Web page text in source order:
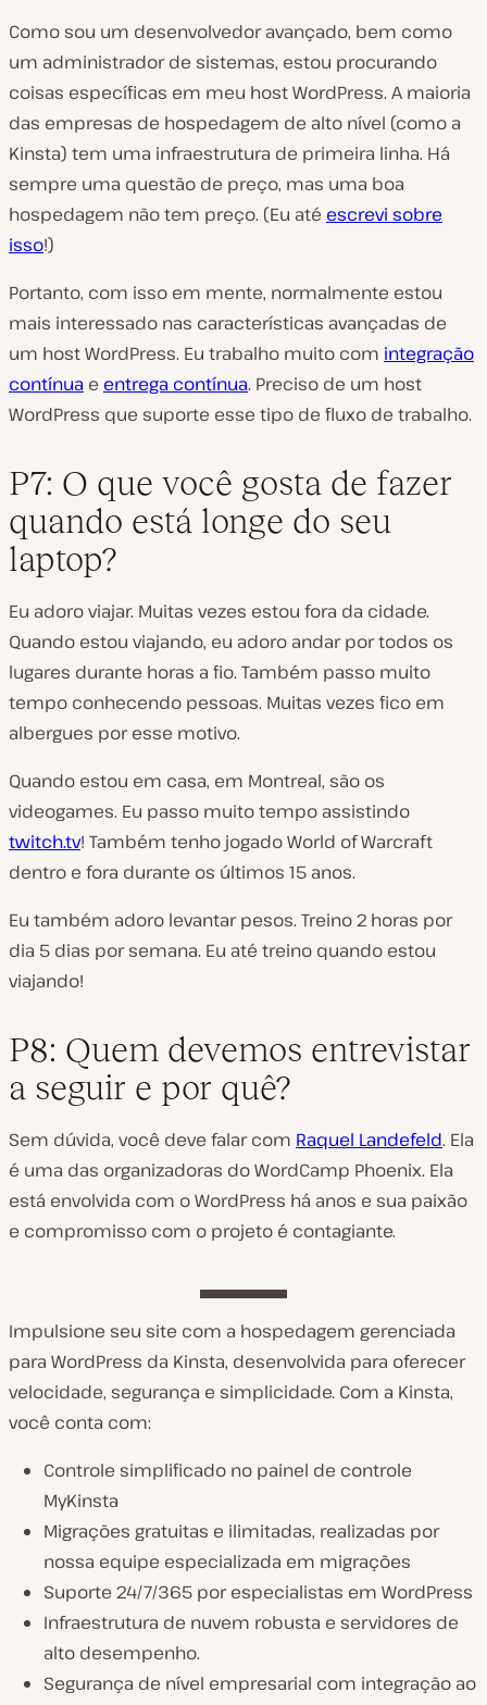
Como sou um desenvolvedor avançado, bem como
um administrador de sistemas, estou procurando
coisas específicas em meu host WordPress. A maioria
das empresas de hospedagem de alto nível (como a
Kinsta) tem uma infraestrutura de primeira linha. Há
sempre uma questão de preço, mas uma boa
hospedagem não tem preço. (Eu até escrevi sobre
isso!)
Portanto, com isso em mente, normalmente estou
mais interessado nas características avançadas de
um host WordPress. Eu trabalho muito com integração
contínua e entrega contínua. Preciso de um host
WordPress que suporte esse tipo de fluxo de trabalho.
P7: O que você gosta de fazer
quando está longe do seu
laptop?
Eu adoro viajar. Muitas vezes estou fora da cidade.
Quando estou viajando, eu adoro andar por todos os
lugares durante horas a fio. Também passo muito
tempo conhecendo pessoas. Muitas vezes fico em
albergues por esse motivo.
Quando estou em casa, em Montreal, são os
videogames. Eu passo muito tempo assistindo
twitch.tv! Também tenho jogado World of Warcraft
dentro e fora durante os últimos 15 anos.
Eu também adoro levantar pesos. Treino 2 horas por
dia 5 dias por semana. Eu até treino quando estou
viajando!
P8: Quem devemos entrevistar
a seguir e por quê?
Sem dúvida, você deve falar com Raquel Landefeld. Ela
é uma das organizadoras do WordCamp Phoenix. Ela
está envolvida com o WordPress há anos e sua paixão
e compromisso com o projeto é contagiante.
Impulsione seu site com a hospedagem gerenciada
para WordPress da Kinsta, desenvolvida para oferecer
velocidade, segurança e simplicidade. Com a Kinsta,
você conta com:
Controle simplificado no painel de controle
MyKinsta
Migrações gratuitas e ilimitadas, realizadas por
nossa equipe especializada em migrações
Suporte 24/7/365 por especialistas em WordPress
Infraestrutura de nuvem robusta e servidores de
alto desempenho.
Segurança de nível empresarial com integração ao